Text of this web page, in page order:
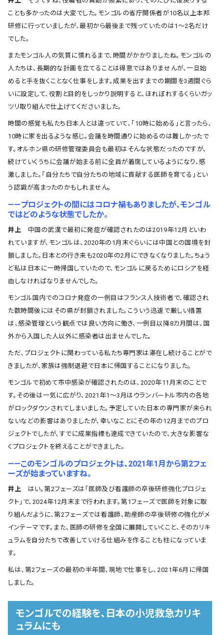
ことも多かったのは大変でした。モンゴルの省庁関係者が10名以上本邦
研修に行っていましたが、最初から最後まで残っていたのは1～2名だけ
でした。
またモンゴル人の気質に慣れるまで、時間がかかりましたね。モンゴルの
人たちは、長期的な計画を立てることは得意ではありませんが、一旦始
めると手を抜くことなく仕事をします。成果を出すまでの期間を3週間ぐら
いに設定して、役割と目的をしっかり説明すると、ほれぼれするくらいガッ
ツリ取り組んで仕上げてくださいました。
時間の感覚も私たち日本人とは違っていて、「10時に始める」と言ったら、
10時に家を出るような感じ。会議を時間通りに始めるのは難しかったで
す。オルホン県の研修管理委員会も最初はそんな状態だったのですが、
続けていくうちに会議が始まる前に全員が着席しているようになり、感
激しました。「自分たちで自分たちの地域に貢献する医師を育てる」とい
う認識が高まったのかもしれません。
――プロジェクトの間にはコロナ禍もありましたが、モンゴル
ではどのような状態でしたか。
井上 中国の武漢で最初に発症が確認されたのは2019年12月といわ
れていますが、モンゴルは、2020年の1月末ぐらいには中国との国境を封
鎖しました。日本との行き来も2020年の2月にできなくなりました。ちょう
ど私は日本に一時帰国していたので、モンゴルに戻るためにロシアを経
由しなければなりませんでした。
モンゴル国内でのコロナ発症の一例目はフランス人技術者で、確認され
た数時間後にはその県が封鎖されました。こういう迅速で厳しい措置
は、感染管理という観点では良い方向に働き、一例目以降8カ月間は、国
外から入国した人以外に感染者は出ませんでした。
ただ、プロジェクトに関わっている私たち専門家は滞在し続けることがで
きましたが、家族は強制退避で日本に帰国することになりました。
モンゴルで初めて市中感染が確認されたのは、2020年11月末のことで
す。その後は一気に広がり、2021年1～3月はウランバートル市内の各地
がロックダウンされてしまいました。予定していた日本の専門家が来られ
ないなどの影響はありましたが、幸いなことにその年の12月までのプロ
ジェクトでしたが、すでに成果指標も達成できていたので、大きな影響な
くプロジェクトを終えることができました。
――このモンゴルのプロジェクトは、2021年1月から第2フェ
ーズが始まっていますね。
井上 はい。第2フェーズは「医師及び看護師の卒後研修強化プロジェ
クト」で、2024年12月末まで行われます。第1フェーズで医師を対象に取
り組んだように、第2フェーズでは看護師、助産師の卒後研修の強化がメ
インテーマです。また、医師の研修を全国に展開していくこと、そのカリキ
ュラムを自分たちで改善していける仕組みを作ることも柱になっていま
す。
私は、第2フェーズの最初の半年間、現地で仕事をし、2021年6月に帰国
しました。
モンゴルでの経験を、日本の小児救急カリキ
ュラムにも